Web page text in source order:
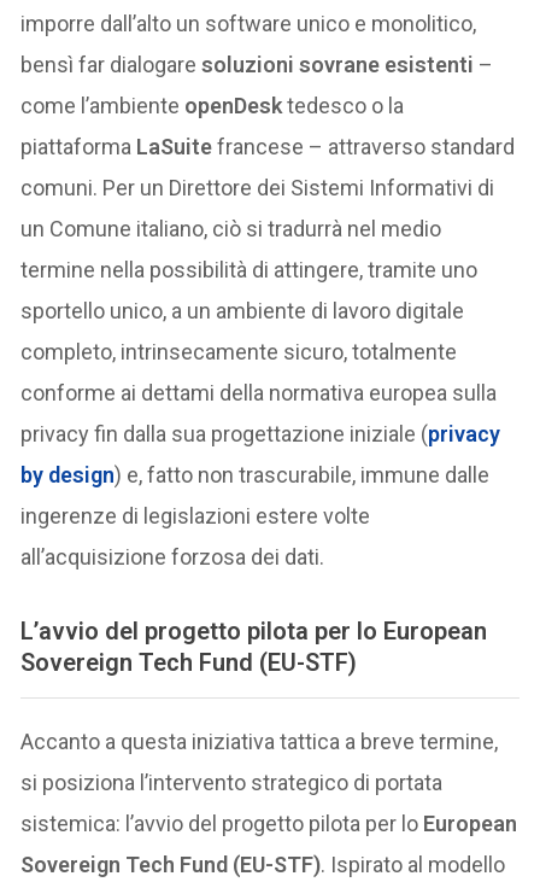
imporre dall’alto un software unico e monolitico,
bensì far dialogaresoluzioni sovrane esistenti –
come l’ambiente openDesktedesco o la
piattaforma LaSuitefrancese – attraverso standard
comuni. Per un Direttore dei Sistemi Informativi di
un Comune italiano, ciò si tradurrà nel medio
termine nella possibilità di attingere, tramite uno
sportello unico, a un ambiente di lavoro digitale
completo, intrinsecamente sicuro, totalmente
conforme ai dettami della normativa europea sulla
privacy fin dalla sua progettazione iniziale (privacy
by design) e, fatto non trascurabile, immune dalle
ingerenze di legislazioni estere volte
all’acquisizione forzosa dei dati.
L’avvio del progetto pilota per lo European
Sovereign Tech Fund (EU-STF)
Accanto a questa iniziativa tattica a breve termine,
si posiziona l’intervento strategico di portata
sistemica: l’avvio del progetto pilota per lo European
Sovereign Tech Fund (EU-STF). Ispirato al modello